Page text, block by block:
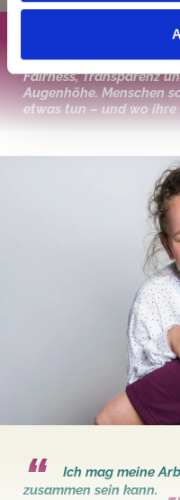
„Gute Führung
Fairness, Transparenz
Augenhöhe. Menschen
etwas tun – und wo ihre
Dr. Florian Frensch, COO
Ich mag meine
zusammen sein kann.